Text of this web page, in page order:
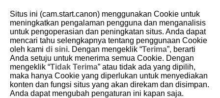
D101-200
System Map
Situs ini (cam.start.canon) menggunakan Cookie untuk
meningkatkan pengalaman pengguna dan menganalisis
untuk pengoperasian dan peningkatan situs. Anda dapat
mencari tahu selengkapnya tentang penggunaan Cookie
oleh kami di sini. Dengan mengeklik “Terima”, berarti
Anda setuju untuk menerima semua Cookie. Dengan
mengeklik “Tidak Terima” atau tidak ada yang dipilih,
maka hanya Cookie yang diperlukan untuk menyediakan
konten dan fungsi situs yang akan direkam dan disimpan.
Anda dapat mengubah pengaturan ini kapan saja.